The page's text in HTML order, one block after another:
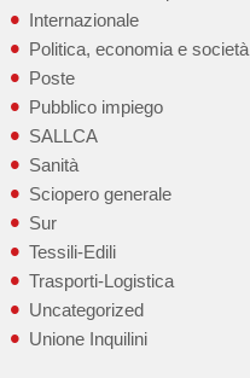
Internazionale
Politica, economia e società
Poste
Pubblico impiego
SALLCA
Sanità
Sciopero generale
Sur
Tessili-Edili
Trasporti-Logistica
Uncategorized
Unione Inquilini